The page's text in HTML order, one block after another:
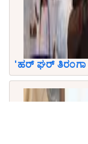
'ಹರ್ ಘರ್ ತಿರಂಗಾ